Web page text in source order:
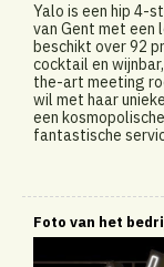
Yalo is een hip 4-
van Gent met een
beschikt over 92
cocktail en
the-art meeting
wil met haar
een
fantastische
Foto van het